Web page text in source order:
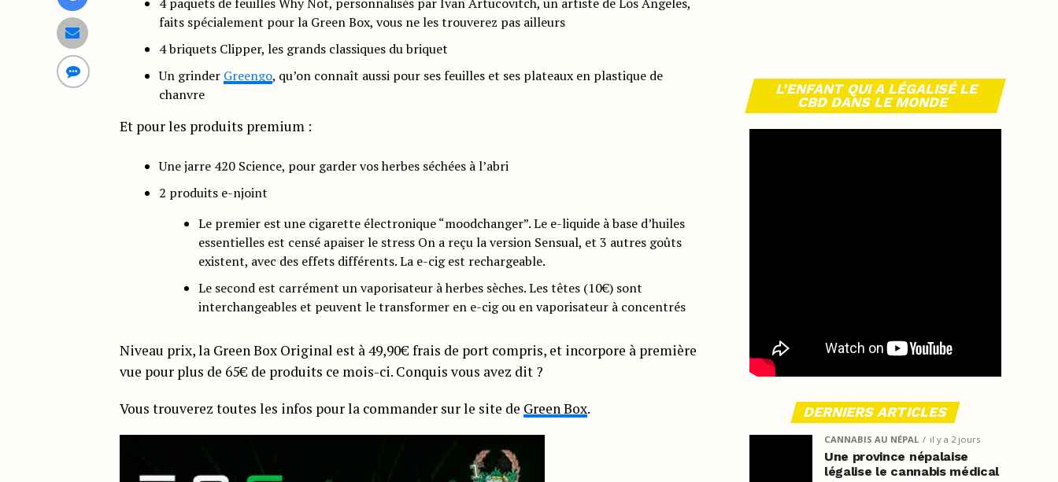
faits spécialement pour la Green Box, vous ne les trouverez pas ailleurs
4 briquets Clipper, les grands classiques du briquet
Un grinder Greengo, qu’on connaît aussi pour ses feuilles et ses plateaux en plastique de
chanvre
Et pour les produits premium :
Une jarre 420 Science, pour garder vos herbes séchées à l’abri
2 produits e-njoint
Le premier est une cigarette électronique “moodchanger”. Le e-liquide à base d’huiles
essentielles est censé apaiser le stress On a reçu la version Sensual, et 3 autres goûts
existent, avec des effets différents. La e-cig est rechargeable.
Le second est carrément un vaporisateur à herbes sèches. Les têtes (10€) sont
interchangeables et peuvent le transformer en e-cig ou en vaporisateur à concentrés
Niveau prix, la Green Box Original est à 49,90€ frais de port compris, et incorpore à première
vue pour plus de 65€ de produits ce mois-ci. Conquis vous avez dit ?
Vous trouverez toutes les infos pour la commander sur le site de Green Box.
L’ENFANT QUI A LÉGALISÉ LE
CBD DANS LE MONDE
DERNIERS ARTICLES
CANNABIS AU NÉPAL il y a 2 jours
Une province népalaise
légalise le cannabis médical